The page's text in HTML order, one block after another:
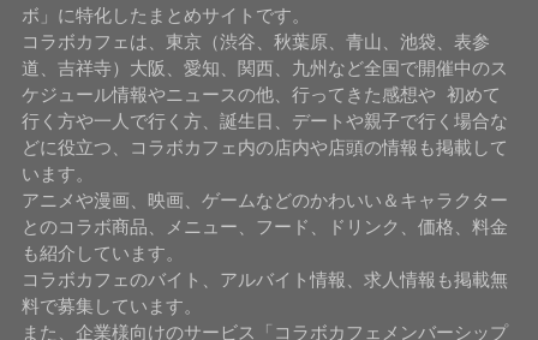
ボ」に特化したまとめサイトです。
コラボカフェは、東京（渋谷、秋葉原、青山、池袋、表参
道、吉祥寺）大阪、愛知、関西、九州など全国で開催中のス
ケジュール情報やニュースの他、行ってきた感想や 初めて
行く方や一人で行く方、誕生日、デートや親子で行く場合な
どに役立つ、コラボカフェ内の店内や店頭の情報も掲載して
います。
アニメや漫画、映画、ゲームなどのかわいい＆キャラクター
とのコラボ商品、メニュー、フード、ドリンク、価格、料金
も紹介しています。
コラボカフェのバイト、アルバイト情報、求人情報も掲載無
料で募集しています。
また、企業様向けのサービス「コラボカフェメンバーシップ